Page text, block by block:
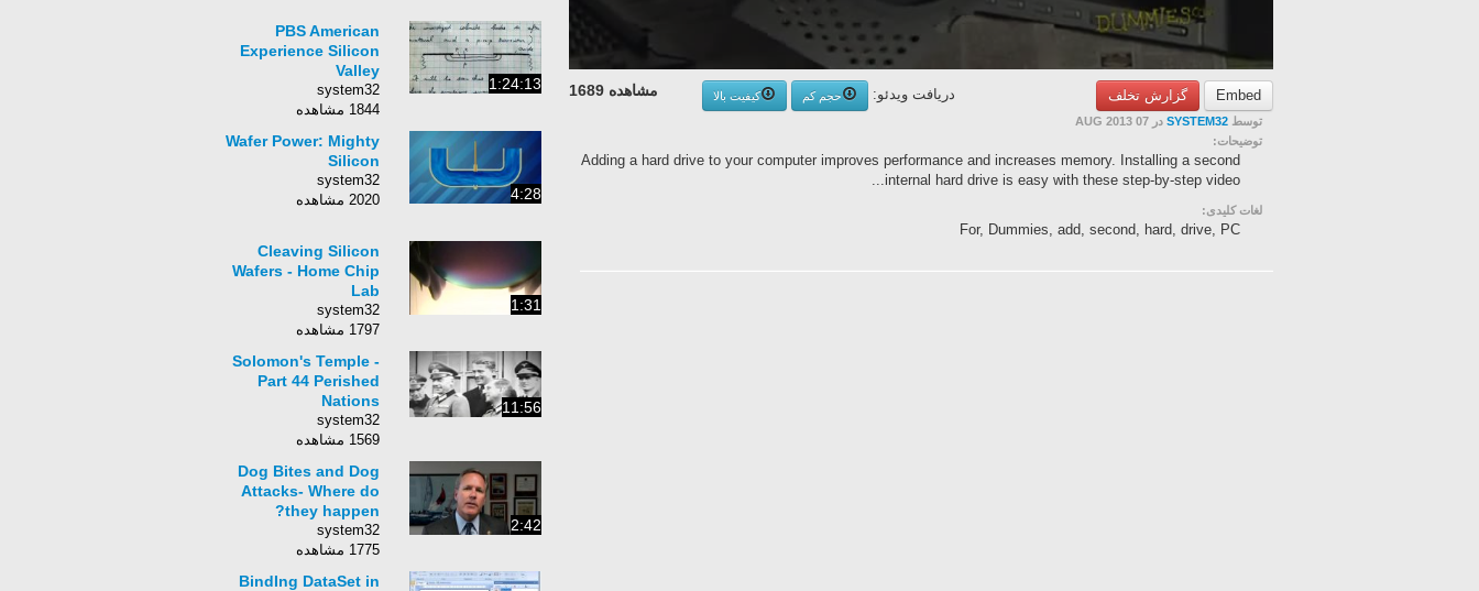
Embed گزارش تخلف مشاهده 1689 دریافت ویدئو: حجم کم
کیفیت بالا
توسط SYSTEM32 در 07 AUG 2013
توضیحات:
Adding a hard drive to your computer improves performance and increases memory. Installing a second
internal hard drive is easy with these step-by-step video...
لغات کلیدی:
For, Dummies, add, second, hard, drive, PC
1:24:13
PBS American
Experience Silicon
Valley
system32
1844 مشاهده
4:28
Wafer Power: Mighty
Silicon
system32
2020 مشاهده
1:31
Cleaving Silicon
Wafers - Home Chip
Lab
system32
1797 مشاهده
11:56
Solomon's Temple -
Part 44 Perished
Nations
system32
1569 مشاهده
2:42
Dog Bites and Dog
Attacks- Where do
they happen?
system32
1775 مشاهده
BindIng DataSet in